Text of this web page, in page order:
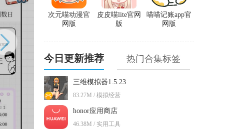
喵喵记账app官
网版
皮皮喵lite官网
版
次元喵动漫官
网版
今日更新推荐 热门合集标签
三维模拟器1.5.23
83.27M / 模拟经营
honor应用商店
46.38M / 实用工具